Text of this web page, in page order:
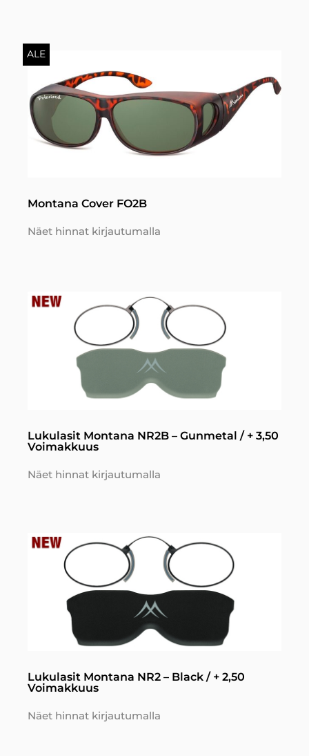
ALE
Montana Cover FO2B
Näet hinnat kirjautumalla
Lukulasit Montana NR2B – Gunmetal / + 3,50
Voimakkuus
Näet hinnat kirjautumalla
Lukulasit Montana NR2 – Black / + 2,50
Voimakkuus
Näet hinnat kirjautumalla